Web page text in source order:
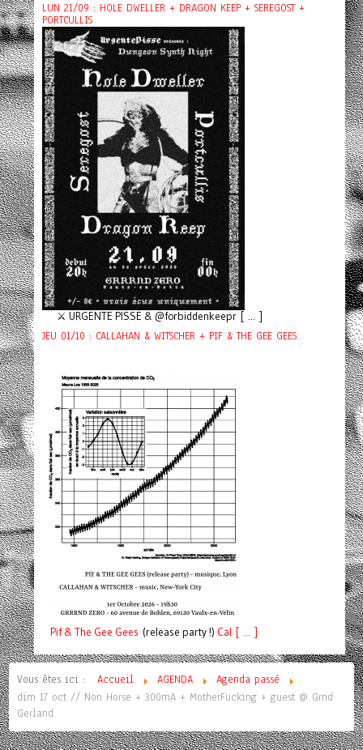
LUN 21/09 : HOLE DWELLER + DRAGON KEEP + SEREGOST +
PORTCULLIS
⚔️ URGENTE PISSE & @forbiddenkeepr [ ... ]
JEU 01/10 : CALLAHAN & WITSCHER + PIF & THE GEE GEES
Pif& The Gee Gees (release party !) Cal [ ... ]
Vous êtes ici : Accueil AGENDA
Agenda passé
dim 17 oct // Non Horse + 300mA + MotherFucking + guest @ Grnd
Gerland